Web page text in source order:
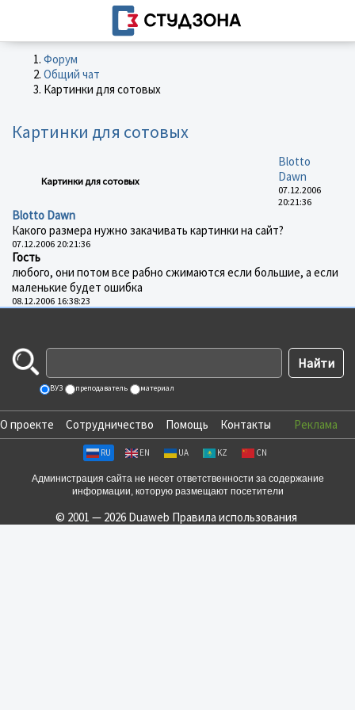
Форум
Общий чат
Картинки для сотовых
Картинки для сотовых
Картинки для сотовых
Blotto
Dawn
07.12.2006
20:21:36
Blotto Dawn
Какого размера нужно закачивать картинки на сайт?
07.12.2006 20:21:36
Гость
любого, они потом все рабно сжимаются если большие, а если
маленькие будет ошибка
08.12.2006 16:38:23
ВУЗ преподаватель материал
О проекте Сотрудничество Помощь Контакты Реклама
RU EN UA KZ CN
Администрация сайта не несет ответственности за содержание
информации, которую размещают посетители
© 2001 — 2026 Duaweb Правила использования